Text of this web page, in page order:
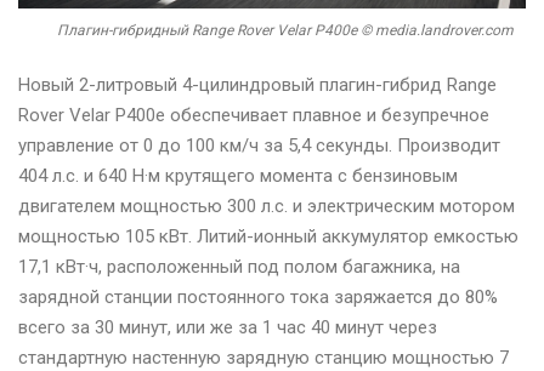
Плагин-гибридный Range Rover Velar P400e © media.landrover.com
Новый 2-литровый 4-цилиндровый плагин-гибрид Range
Rover Velar P400e обеспечивает плавное и безупречное
управление от 0 до 100 км/ч за 5,4 секунды. Производит
404 л.c. и 640 Н·м крутящего момента с бензиновым
двигателем мощностью 300 л.с. и электрическим мотором
мощностью 105 кВт. Литий-ионный аккумулятор емкостью
17,1 кВт·ч, расположенный под полом багажника, на
зарядной станции постоянного тока заряжается до 80%
всего за 30 минут, или же за 1 час 40 минут через
стандартную настенную зарядную станцию мощностью 7